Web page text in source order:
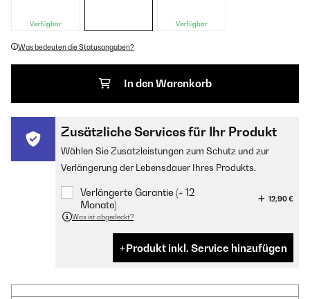
Verfügbar Verfügbar
Was bedeuten die Statusangaben?
In den Warenkorb
Zusätzliche Services für Ihr Produkt
Wählen Sie Zusatzleistungen zum Schutz und zur
Verlängerung der Lebensdauer Ihres Produkts.
Verlängerte Garantie (+ 12
Monate)
12,90 €
Was ist abgedeckt?
Produkt inkl. Service hinzufügen